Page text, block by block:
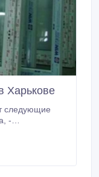
Харькове
следующие